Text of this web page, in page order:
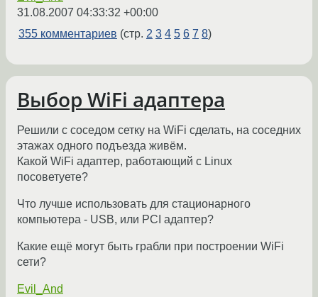
31.08.2007 04:33:32 +00:00
355 комментариев (стр. 2 3 4 5 6 7 8)
Выбор WiFi адаптера
Решили с соседом сетку на WiFi сделать, на соседних
этажах одного подъезда живём.
Какой WiFi адаптер, работающий с Linux
посоветуете?
Что лучше использовать для стационарного
компьютера - USB, или PCI адаптер?
Какие ещё могут быть грабли при построении WiFi
сети?
Evil_And